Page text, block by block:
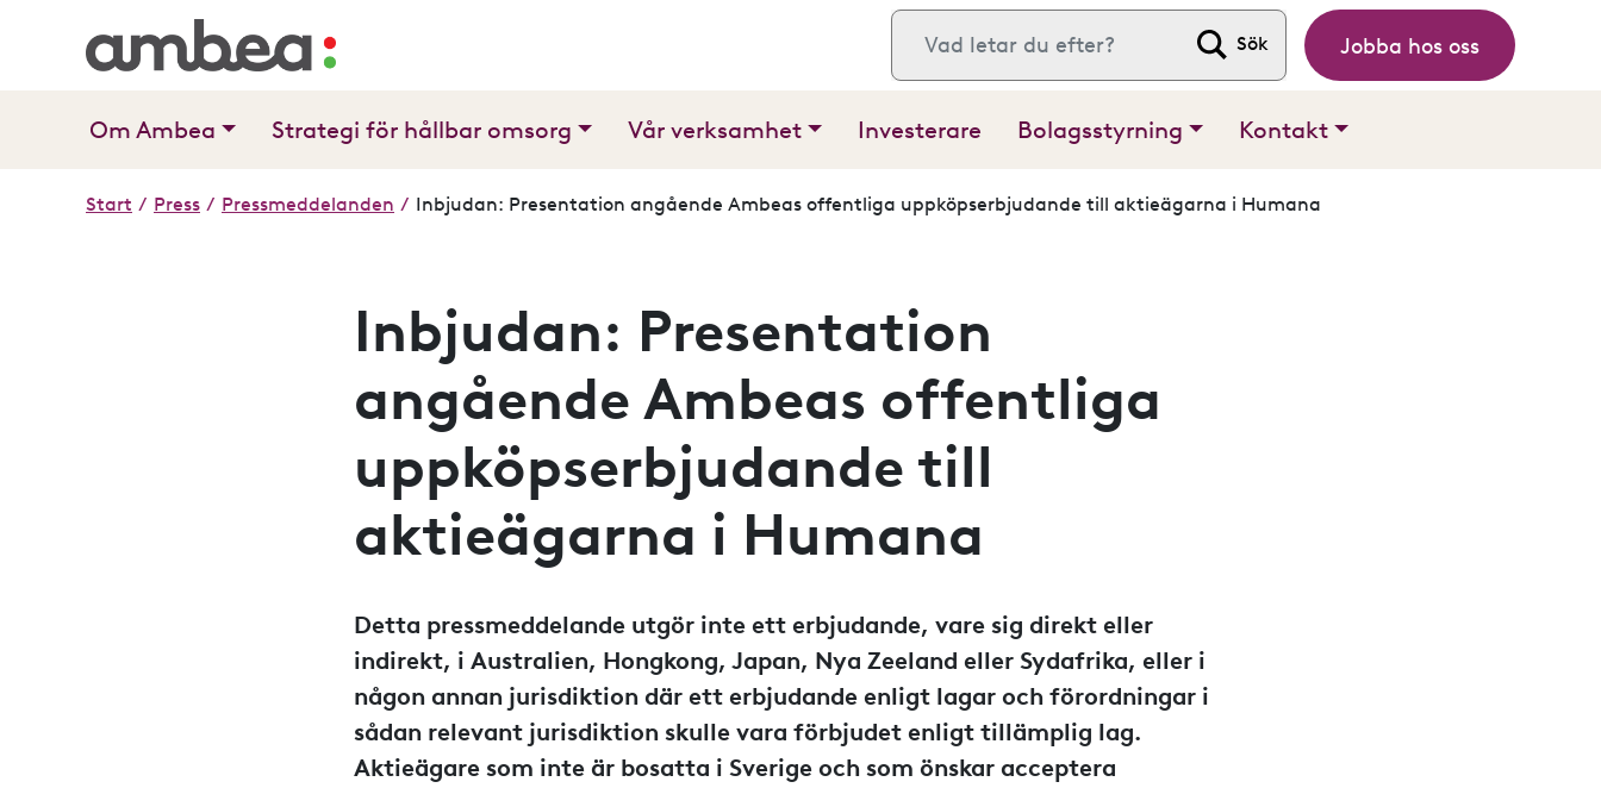
Sök efter: Jobba hos oss
Om Ambea Strategi för hållbar omsorg Vår verksamhet Investerare Bolagsstyrning Kontakt
Start / Press / Pressmeddelanden / Inbjudan: Presentation angående Ambeas offentliga uppköpserbjudande till aktieägarna i Humana
Inbjudan: Presentation
angående Ambeas offentliga
uppköpserbjudande till
aktieägarna i Humana
Detta pressmeddelande utgör inte ett erbjudande, vare sig direkt eller
indirekt, i Australien, Hongkong, Japan, Nya Zeeland eller Sydafrika, eller i
någon annan jurisdiktion där ett erbjudande enligt lagar och förordningar i
sådan relevant jurisdiktion skulle vara förbjudet enligt tillämplig lag.
Aktieägare som inte är bosatta i Sverige och som önskar acceptera